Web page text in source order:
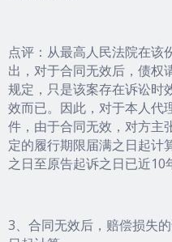
点评：从最高人民法院在该
出，对于合同无效后，债权
规定，只是该案存在诉讼时
效而已。因此，对于本人代
件，由于合同无效，对方主
定的履行期限届满之日起计
之日至原告起诉之日已近10
3、合同无效后，赔偿损失